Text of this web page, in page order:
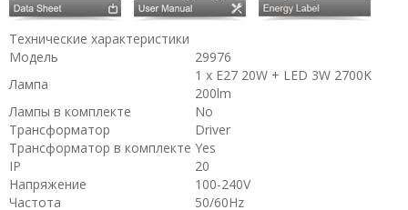
Технические характеристики
Модель
29976
Лампа
1 x E27 20W + LED 3W 2700K
200lm
Лампы в комплекте
No
Трансформатор
Driver
Трансформатор в комплекте Yes
IP
20
Напряжение
100-240V
Частота
50/60Hz